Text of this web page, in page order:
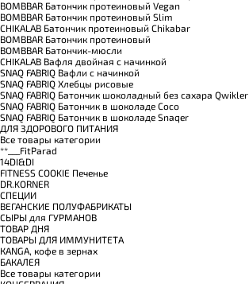
BOMBBAR Батончик протеиновый Vegan
BOMBBAR Батончик протеиновый Slim
CHIKALAB Батончик протеиновый Chikabar
BOMBBAR Батончик протеиновый
BOMBBAR Батончик-мюсли
CHIKALAB Вафля двойная с начинкой
SNAQ FABRIQ Вафли с начинкой
SNAQ FABRIQ Хлебцы рисовые
SNAQ FABRIQ Батончик шоколадный без сахара Qwikler
SNAQ FABRIQ Батончик в шоколаде Coco
SNAQ FABRIQ Батончик в шоколаде Snaqer
ДЛЯ ЗДОРОВОГО ПИТАНИЯ
Все товары категории
**___FitParad
14DI&DI
FITNESS COOKIE Печенье
DR.KORNER
СПЕЦИИ
ВЕГАНСКИЕ ПОЛУФАБРИКАТЫ
СЫРЫ для ГУРМАНОВ
TОВАР ДНЯ
TОВАРЫ ДЛЯ ИММУНИТЕТА
КANGA, кофе в зернах
БАКАЛЕЯ
Все товары категории